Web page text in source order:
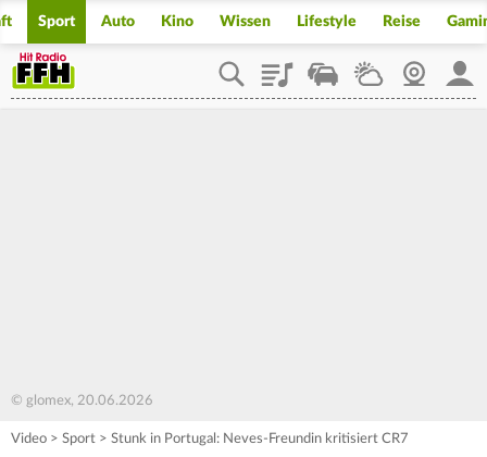
Sport Auto Kino Wissen Lifestyle Reise
PlaylistStaupilotWetterWebcam
© glomex, 20.06.2026
Video > Sport > Stunk in Portugal: Neves-Freundin kritisiert CR7